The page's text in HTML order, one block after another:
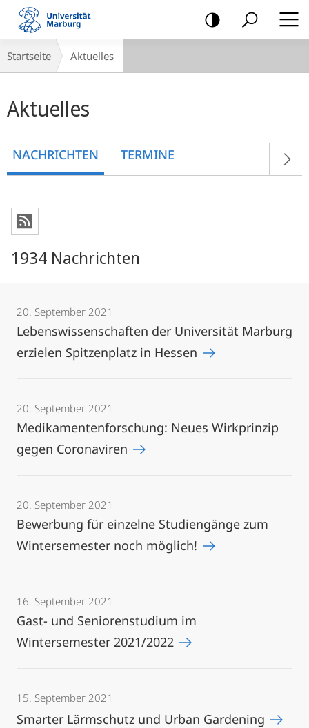
Mobile-
Navigation
Breadcrumb-
Navigation
Startseite Aktuelles
Aktuelles
NACHRICHTEN TERMINE
1934 Nachrichten
20. September 2021
Lebenswissenschaften der Universität Marburg
erzielen Spitzenplatz in Hessen
20. September 2021
Medikamentenforschung: Neues Wirkprinzip
gegen Coronaviren
20. September 2021
Bewerbung für einzelne Studiengänge zum
Wintersemester noch möglich!
16. September 2021
Gast- und Seniorenstudium im
Wintersemester 2021/2022
15. September 2021
Smarter Lärmschutz und Urban Gardening